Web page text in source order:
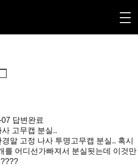
답변완료
고무캡 분실..
알 고정 나사 투명고무캡 분실.. 혹시
를 어디선가빠져서 분실됫는데 이것만